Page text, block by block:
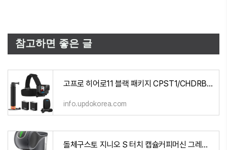
참고하면 좋은 글
고프로 히어로11 블랙 패키지 CPST1/CHDRB-111
info.updokorea.com
돌체구스토 지니오 S 터치 캡슐커피머신 그레이의 제품 사용 후기